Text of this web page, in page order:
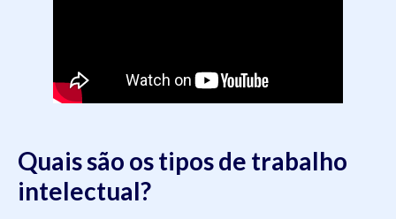
Quais são os tipos de trabalho
intelectual?